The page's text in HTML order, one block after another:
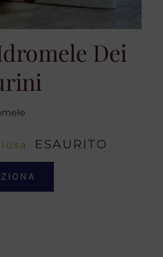
Dei
ESAURITO